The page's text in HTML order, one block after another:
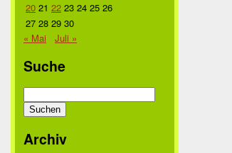
20 21 22 23 24 25 26
27 28 29 30
« Mai
Juli »
Suche
nach:
Archiv